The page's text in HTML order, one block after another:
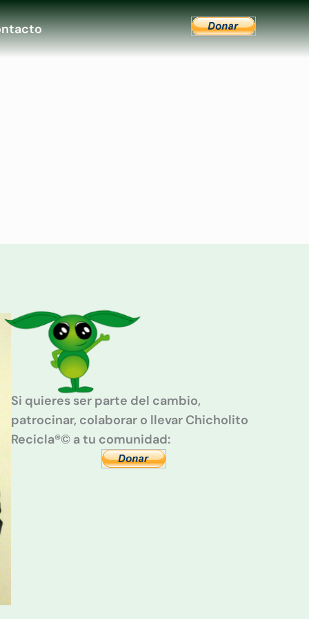
Si quieres ser parte del cambio,
patrocinar, colaborar o llevar Chicholito
Recicla®© a tu comunidad: